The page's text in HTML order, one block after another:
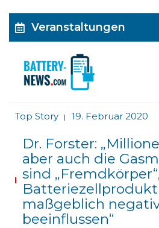
Veranstaltungen
Top Story | 19. Februar 2020
Dr. Forster:
aber auch die
sind
maßgeblich
beeinflussen“